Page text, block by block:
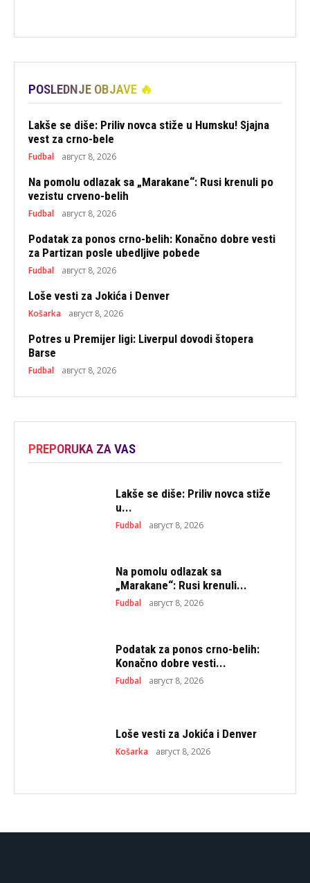
POSLEDNJE OBJAVE 🔥
Lakše se diše: Priliv novca stiže u Humsku! Sjajna
vest za crno-bele
Fudbal август 8, 2026
Na pomolu odlazak sa „Marakane“: Rusi krenuli po
vezistu crveno-belih
Fudbal август 8, 2026
Podatak za ponos crno-belih: Konačno dobre vesti
za Partizan posle ubedljive pobede
Fudbal август 8, 2026
Loše vesti za Jokića i Denver
Košarka август 8, 2026
Potres u Premijer ligi: Liverpul dovodi štopera
Barse
Fudbal август 8, 2026
PREPORUKA ZA VAS
Lakše se diše: Priliv novca stiže
u...
Fudbal август 8, 2026
Na pomolu odlazak sa
„Marakane“: Rusi krenuli...
Fudbal август 8, 2026
Podatak za ponos crno-belih:
Konačno dobre vesti...
Fudbal август 8, 2026
Loše vesti za Jokića i Denver
Košarka август 8, 2026